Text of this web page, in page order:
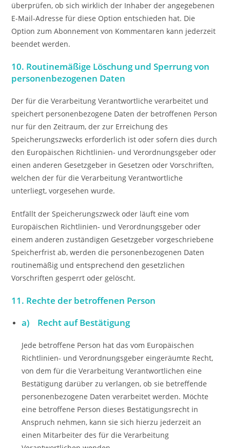
überprüfen, ob sich wirklich der Inhaber der angegebenen
E-Mail-Adresse für diese Option entschieden hat. Die
Option zum Abonnement von Kommentaren kann jederzeit
beendet werden.
10. Routinemäßige Löschung und Sperrung von
personenbezogenen Daten
Der für die Verarbeitung Verantwortliche verarbeitet und
speichert personenbezogene Daten der betroffenen Person
nur für den Zeitraum, der zur Erreichung des
Speicherungszwecks erforderlich ist oder sofern dies durch
den Europäischen Richtlinien- und Verordnungsgeber oder
einen anderen Gesetzgeber in Gesetzen oder Vorschriften,
welchen der für die Verarbeitung Verantwortliche
unterliegt, vorgesehen wurde.
Entfällt der Speicherungszweck oder läuft eine vom
Europäischen Richtlinien- und Verordnungsgeber oder
einem anderen zuständigen Gesetzgeber vorgeschriebene
Speicherfrist ab, werden die personenbezogenen Daten
routinemäßig und entsprechend den gesetzlichen
Vorschriften gesperrt oder gelöscht.
11. Rechte der betroffenen Person
a) Recht auf Bestätigung
Jede betroffene Person hat das vom Europäischen
Richtlinien- und Verordnungsgeber eingeräumte Recht,
von dem für die Verarbeitung Verantwortlichen eine
Bestätigung darüber zu verlangen, ob sie betreffende
personenbezogene Daten verarbeitet werden. Möchte
eine betroffene Person dieses Bestätigungsrecht in
Anspruch nehmen, kann sie sich hierzu jederzeit an
einen Mitarbeiter des für die Verarbeitung